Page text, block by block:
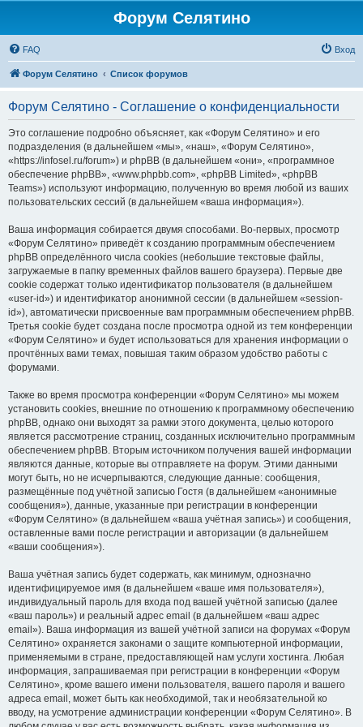
Форум Селятино
FAQ Вход
Форум Селятино Список форумов
Форум Селятино - Соглашение о конфиденциальности
Это соглашение подробно объясняет, как «Форум Селятино» и его
подразделения (в дальнейшем «мы», «наш», «Форум Селятино»,
«https://infosel.ru/forum») и phpBB (в дальнейшем «они», «программное
обеспечение phpBB», «www.phpbb.com», «phpBB Limited», «phpBB
Teams») используют информацию, полученную во время любой из ваших
пользовательских сессий (в дальнейшем «ваша информация»).
Ваша информация собирается двумя способами. Во-первых, просмотр
«Форум Селятино» приведёт к созданию программным обеспечением
phpBB определённого числа cookies (небольшие текстовые файлы,
загружаемые в папку временных файлов вашего браузера). Первые две
cookie содержат только идентификатор пользователя (в дальнейшем
«user-id») и идентификатор анонимной сессии (в дальнейшем «session-
id»), автоматически присвоенные вам программным обеспечением phpBB.
Третья cookie будет создана после просмотра одной из тем конференции
«Форум Селятино» и будет использоваться для хранения информации о
прочтённых вами темах, повышая таким образом удобство работы с
форумами.
Также во время просмотра конференции «Форум Селятино» мы можем
установить cookies, внешние по отношению к программному обеспечению
phpBB, однако они выходят за рамки этого документа, целью которого
является рассмотрение страниц, созданных исключительно программным
обеспечением phpBB. Вторым источником получения вашей информации
являются данные, которые вы отправляете на форум. Этими данными
могут быть, но не исчерпываются, следующие данные: сообщения,
размещённые под учётной записью Гостя (в дальнейшем «анонимные
сообщения»), данные, указанные при регистрации в конференции
«Форум Селятино» (в дальнейшем «ваша учётная запись») и сообщения,
оставленные вами после регистрации и авторизации (в дальнейшем
«ваши сообщения»).
Ваша учётная запись будет содержать, как минимум, однозначно
идентифицируемое имя (в дальнейшем «ваше имя пользователя»),
индивидуальный пароль для входа под вашей учётной записью (далее
«ваш пароль») и реальный адрес email (в дальнейшем «ваш адрес
email»). Ваша информация из вашей учётной записи на форумах «Форум
Селятино» охраняется законами о защите компьютерной информации,
применяемыми в стране, предоставляющей нам услуги хостинга. Любая
информация, запрашиваемая при регистрации в конференции «Форум
Селятино», кроме вашего имени пользователя, вашего пароля и вашего
адреса email, может быть как необходимой, так и необязательной ко
вводу, на усмотрение администрации конференции «Форум Селятино». В